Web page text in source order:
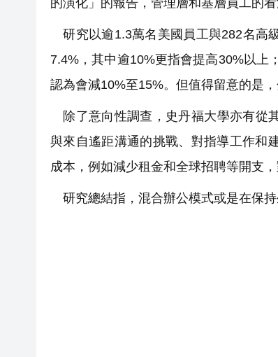
的演化」的報告，管理層和基層員工的看
研究以逾1.3萬名美國員工與282名高
7.4%，其中逾10%更指會提高30%以上
認為會減10%至15%。但值得留意的是
除了意向性調查，史丹福大學亦有從
與來自遙距溝通的挑戰、對指導工作和
成本，例如減少租金和全球招聘等開支
研究總結指，混合辦公模式或是在保持